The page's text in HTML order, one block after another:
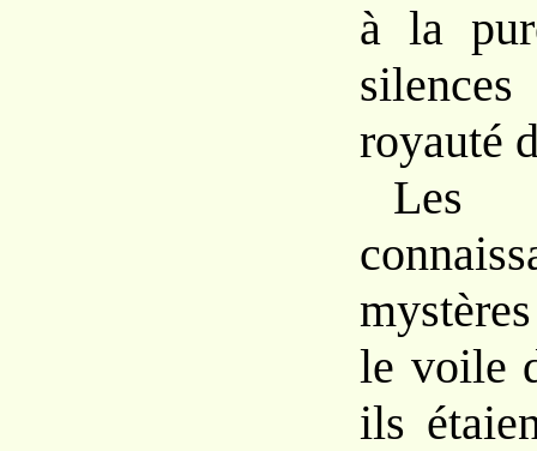
à la
royauté
le voile
ils